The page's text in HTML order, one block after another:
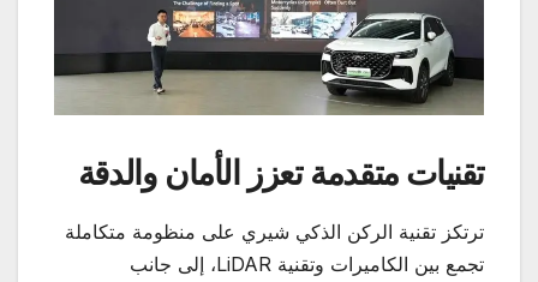
تقنيات متقدمة تعزز الأمان والدقة
ترتكز تقنية الركن الذكي شيري على منظومة متكاملة
تجمع بين الكاميرات وتقنية LiDAR، إلى جانب